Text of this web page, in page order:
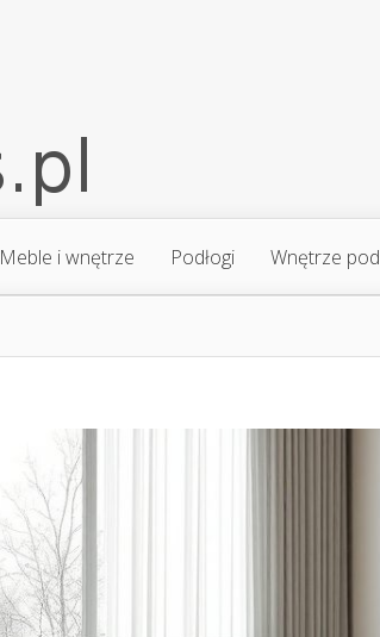
Meble i wnętrze Podłogi Wnętrze pod